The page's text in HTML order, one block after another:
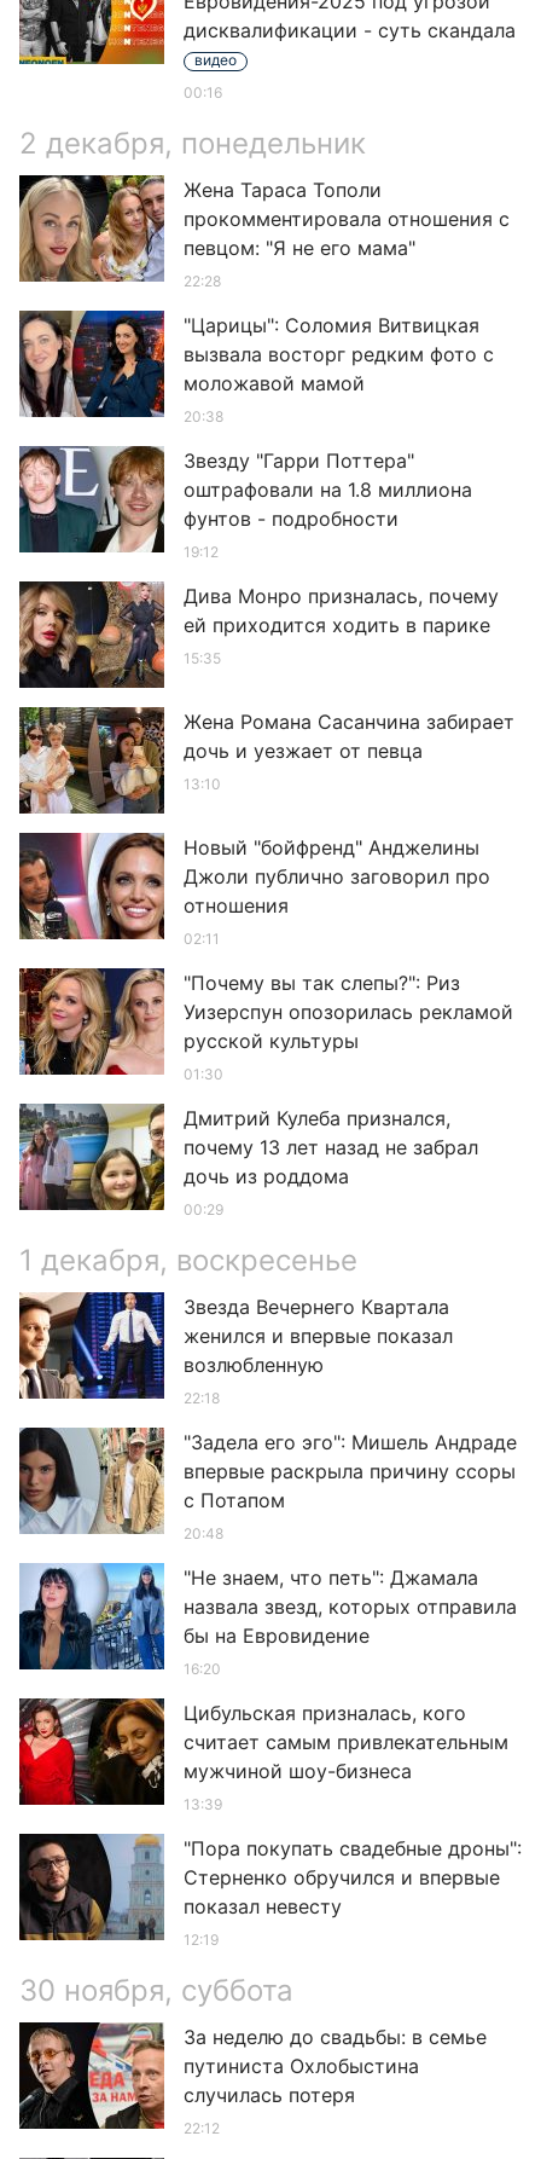
дисквалификации - суть скандала
видео
00:16
2 декабря, понедельник
Жена Тараса Тополи
прокомментировала отношения с
певцом: "Я не его мама"
22:28
"Царицы": Соломия Витвицкая
вызвала восторг редким фото с
моложавой мамой
20:38
Звезду "Гарри Поттера"
оштрафовали на 1.8 миллиона
фунтов - подробности
19:12
Дива Монро призналась, почему
ей приходится ходить в парике
15:35
Жена Романа Сасанчина забирает
дочь и уезжает от певца
13:10
Новый "бойфренд" Анджелины
Джоли публично заговорил про
отношения
02:11
"Почему вы так слепы?": Риз
Уизерспун опозорилась рекламой
русской культуры
01:30
Дмитрий Кулеба признался,
почему 13 лет назад не забрал
дочь из роддома
00:29
1 декабря, воскресенье
Звезда Вечернего Квартала
женился и впервые показал
возлюбленную
22:18
"Задела его эго": Мишель Андраде
впервые раскрыла причину ссоры
с Потапом
20:48
"Не знаем, что петь": Джамала
назвала звезд, которых отправила
бы на Евровидение
16:20
Цибульская призналась, кого
считает самым привлекательным
мужчиной шоу-бизнеса
13:39
"Пора покупать свадебные дроны":
Стерненко обручился и впервые
показал невесту
12:19
30 ноября, суббота
За неделю до свадьбы: в семье
путиниста Охлобыстина
случилась потеря
22:12